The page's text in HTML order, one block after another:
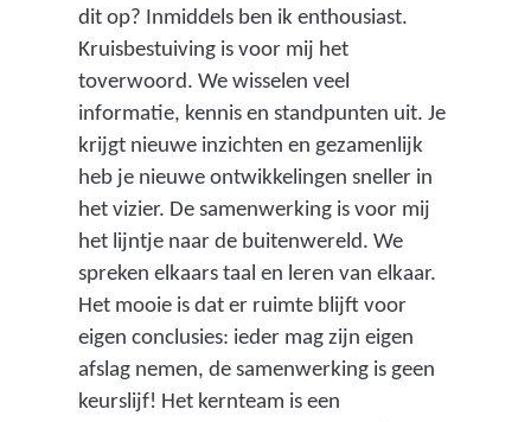
e
l
j
k
r
o
l
e
dit op? Inmiddels ben ik enthousiast.
Kruisbestuiving is voor mij het
toverwoord. We wisselen veel
informatie, kennis en standpunten uit. Je
krijgt nieuwe inzichten en gezamenlijk
heb je nieuwe ontwikkelingen sneller in
het vizier. De samenwerking is voor mij
het lijntje naar de buitenwereld. We
spreken elkaars taal en leren van elkaar.
Het mooie is dat er ruimte blijft voor
eigen conclusies: ieder mag zijn eigen
afslag nemen, de samenwerking is geen
keurslijf! Het kernteam is een